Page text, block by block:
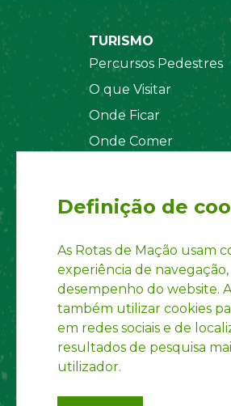
TURISMO
Percursos Pedestres
O que Visitar
Onde Ficar
Onde Comer
Definição de
As Rotas de Mação usam
experiência de
desempenho do website.
também utilizar cookies
em redes sociais e de
resultados de pesquisa
utilizador.